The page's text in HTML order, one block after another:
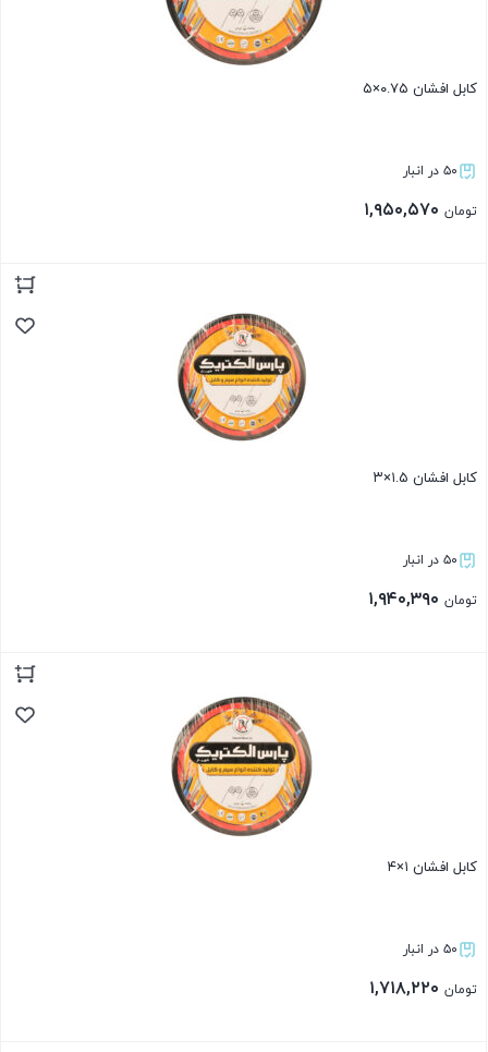
کابل افشان ۰.۷۵×۵
۵۰ در انبار
تومان
کابل افشان ۱.۵×۳
۵۰ در انبار
تومان
کابل افشان ۱×۴
۵۰ در انبار
تومان